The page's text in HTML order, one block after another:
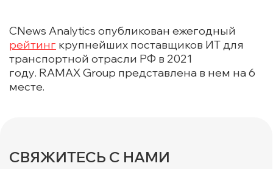
CNews Analytics опубликован ежегодный
рейтинг крупнейших поставщиков ИТ для
транспортной отрасли РФ в 2021
году. RAMAX Group представлена в нем на 6
месте.
СВЯЖИТЕСЬ С НАМИ